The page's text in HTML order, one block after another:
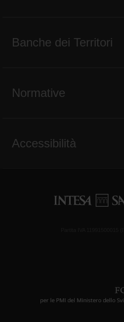
Banche dei Territori
Normative
Accessibilità